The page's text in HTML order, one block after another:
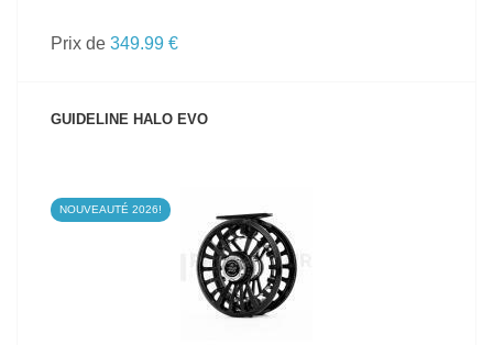
Prix de 349.99 €
GUIDELINE HALO EVO
NOUVEAUTÉ 2026!
VOIR LE PRODUIT